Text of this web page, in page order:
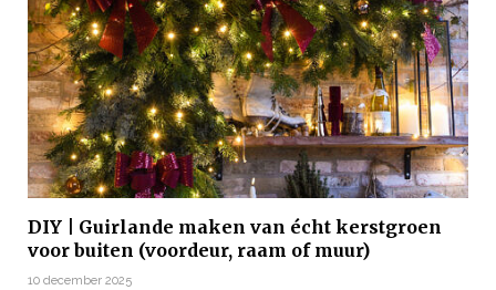
DIY | Guirlande maken van écht kerstgroen
voor buiten (voordeur, raam of muur)
10 december 2025